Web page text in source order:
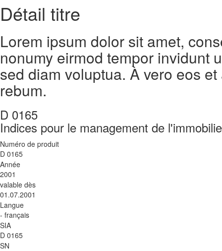
Détail titre
Lorem ipsum dolor sit amet,
nonumy eirmod tempor invidunt
sed diam voluptua. À vero eos
rebum.
D 0165
Indices pour le management de
Numéro de produit
D 0165
Année
2001
valable dès
01.07.2001
Langue
- français
SIA
D 0165
SN